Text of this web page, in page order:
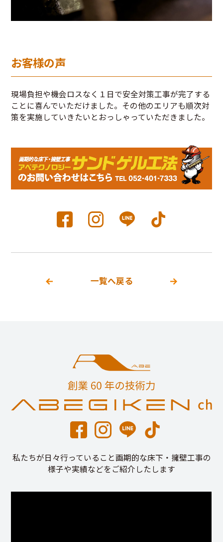
お客様の声
現場負担や機会ロスなく１日で安全対策工事が完了する
ことに喜んでいただけました。その他のエリアも順次対
策を実施していきたいとおっしゃっていただきました。
一覧へ戻る
私たちが日々行っていること画期的な床下・擁壁工事の
様子や実績などをご紹介したします